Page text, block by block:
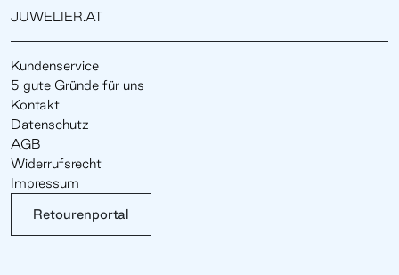
JUWELIER.AT
Kundenservice
5 gute Gründe für uns
Kontakt
Datenschutz
AGB
Widerrufsrecht
Impressum
Retourenportal